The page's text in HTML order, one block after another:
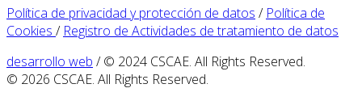
Política de privacidad y protección de datos / Política de
Cookies / Registro de Actividades de tratamiento de datos
desarrollo web / © 2024 CSCAE. All Rights Reserved.
© 2026 CSCAE. All Rights Reserved.